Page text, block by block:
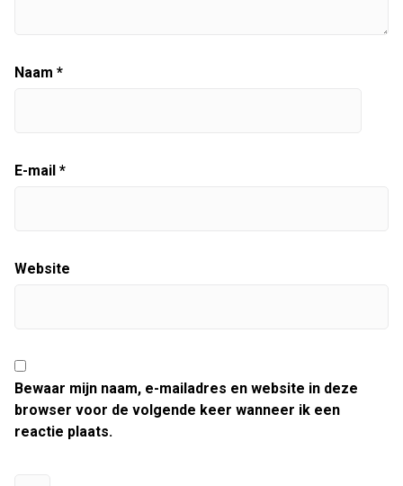
Naam *
E-mail *
Website
Bewaar mijn naam, e-mailadres en website in deze
browser voor de volgende keer wanneer ik een
reactie plaats.